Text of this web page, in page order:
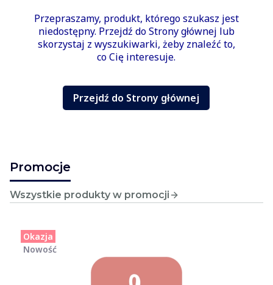
Przepraszamy, produkt, którego szukasz jest
niedostępny. Przejdź do Strony głównej lub
skorzystaj z wyszukiwarki, żeby znaleźć to,
co Cię interesuje.
Przejdź do Strony głównej
Promocje
Wszystkie produkty w promocji
Okazja
Nowość